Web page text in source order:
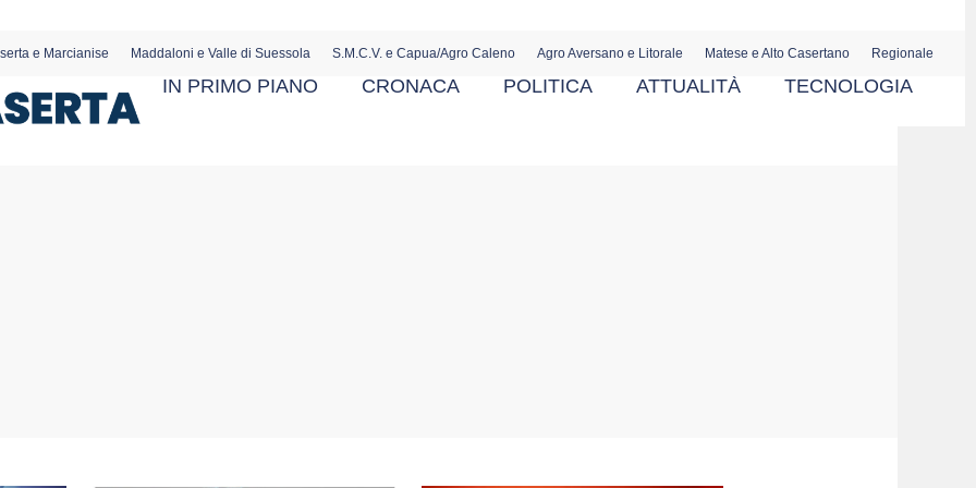
e Marcianise Maddaloni e Valle di Suessola S.M.C.V. e Capua/Agro Caleno Agro Aversano e Litorale Matese e Alto Casertano Regionale
IN PRIMO PIANO CRONACA POLITICA ATTUALITÀ TECNOLOGIA